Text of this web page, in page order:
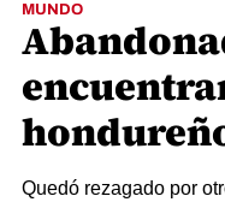
MUNDO
Quedó rezagado por